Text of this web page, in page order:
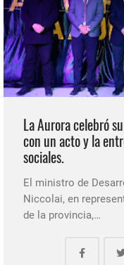
La Aurora celebró
con un acto y la
sociales.
El ministro de
Niccolai, en
de la provincia,…